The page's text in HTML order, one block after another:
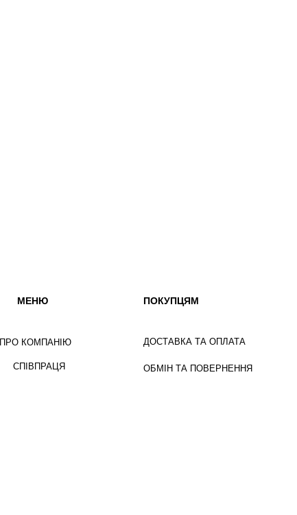
ПРО КОМПАНІЮ
СПІВПРАЦЯ
ДОСТАВКА ТА ОПЛАТА
ОБМІН ТА ПОВЕРНЕННЯ
ПОКУПЦЯМ
МЕНЮ